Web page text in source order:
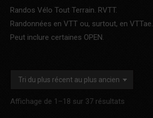
Randos Vélo Tout Terrain. RVTT.
Randonnées en VTT ou, surtout, en VTTae.
Peut inclure certaines OPEN.
Affichage de 1–18 sur 37 résultats